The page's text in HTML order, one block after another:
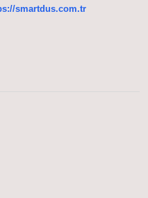
smartdus.com.tr